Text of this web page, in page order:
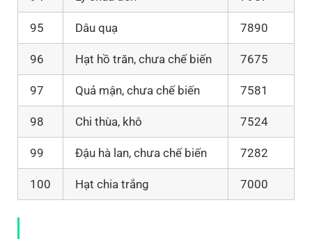
95 Dâu quạ 7890
96 Hạt hồ trăn, chưa chế biến 7675
97 Quả mận, chưa chế biến 7581
98 Chi thùa, khô 7524
99 Đậu hà lan, chưa chế biến 7282
100 Hạt chia trắng 7000